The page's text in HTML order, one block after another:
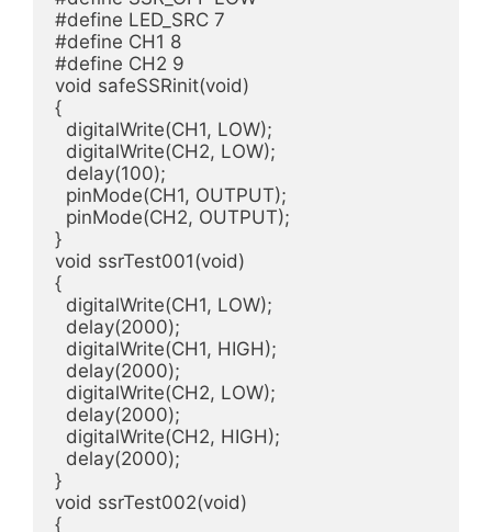
#define LED_SRC 7
#define CH1 8
#define CH2 9
void safeSSRinit(void)
{
  digitalWrite(CH1, LOW);
  digitalWrite(CH2, LOW);
  delay(100);
  pinMode(CH1, OUTPUT);
  pinMode(CH2, OUTPUT);
}
void ssrTest001(void)
{
  digitalWrite(CH1, LOW);
  delay(2000);
  digitalWrite(CH1, HIGH);
  delay(2000);
  digitalWrite(CH2, LOW);
  delay(2000);
  digitalWrite(CH2, HIGH);
  delay(2000);
}
void ssrTest002(void)
{